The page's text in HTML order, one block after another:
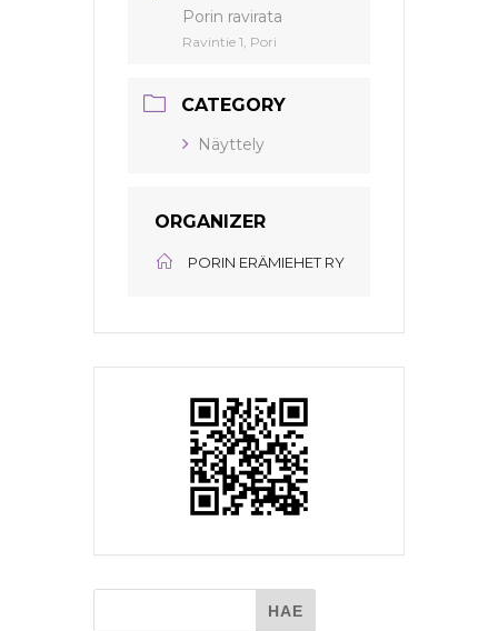
Porin ravirata
Ravintie 1, Pori
CATEGORY
Näyttely
ORGANIZER
PORIN ERÄMIEHET RY